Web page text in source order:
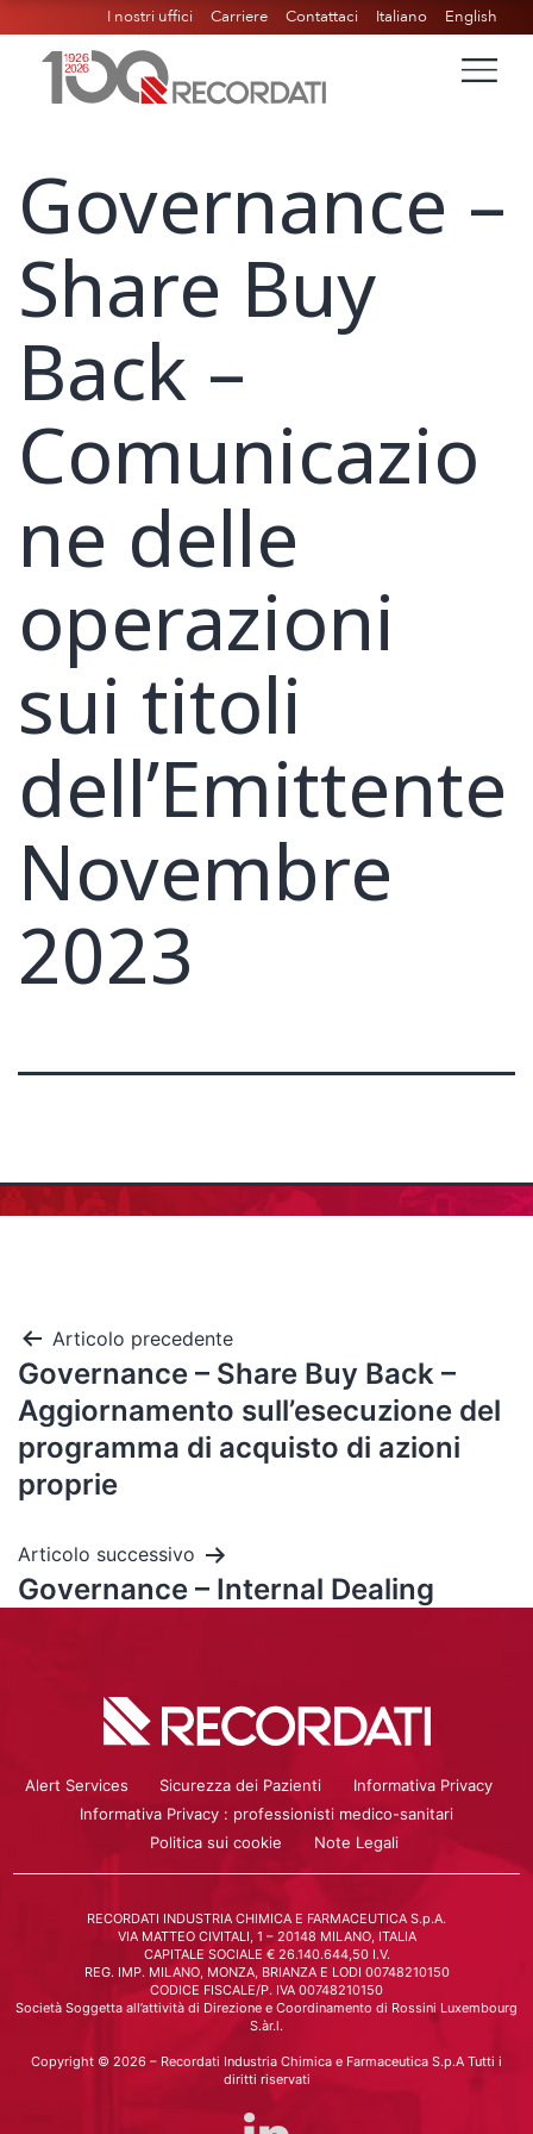
I nostri uffici Carriere Contattaci Italiano English
Governance –
Share Buy
Back –
Comunicazio
ne delle
operazioni
sui titoli
dell’Emittente
Novembre
2023
Articolo precedente
Governance – Share Buy Back –
Aggiornamento sull’esecuzione del
programma di acquisto di azioni
proprie
Articolo successivo
Governance – Internal Dealing
Alert Services Sicurezza dei Pazienti
Informativa Privacy
Informativa Privacy : professionisti medico-sanitari
Politica sui cookie
Note Legali
RECORDATI INDUSTRIA CHIMICA E FARMACEUTICA S.p.A.
VIA MATTEO CIVITALI, 1 – 20148 MILANO, ITALIA
CAPITALE SOCIALE € 26.140.644,50 I.V.
REG. IMP. MILANO, MONZA, BRIANZA E LODI 00748210150
CODICE FISCALE/P. IVA 00748210150
Società Soggetta all’attività di Direzione e Coordinamento di Rossini Luxembourg
S.àr.l.
Copyright © 2026 – Recordati Industria Chimica e Farmaceutica S.p.A Tutti i
diritti riservati